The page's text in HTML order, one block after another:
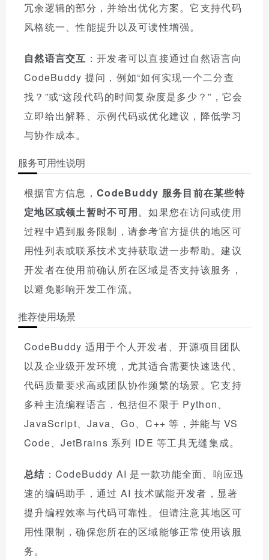
冗余逻辑的部分，并给出优化方案。它支持代码
风格统一、性能提升以及可读性增强。
自然语言交互 ：开发者可以直接通过自然语言向
CodeBuddy 提问，例如“如何实现一个二分查
找？”或“这段代码的时间复杂度是多少？”，它会
立即给出解释、示例代码或优化建议，降低学习
与协作成本。
服务可用性说明
根据官方信息， CodeBuddy 服务目前在某些特
定地区或领土暂时不可用。如果您在访问或使用
过程中遇到服务限制，请参考官方提供的地区可
用性列表或联系技术支持获取进一步帮助。建议
开发者在使用前确认所在区域是否支持该服务，
以避免影响开发工作流。
推荐使用场景
CodeBuddy 适用于个人开发者、开源项目团队
以及企业级开发环境，尤其适合需要快速迭代、
代码质量要求高或团队协作频繁的场景。它支持
多种主流编程语言，包括但不限于 Python、
JavaScript、Java、Go、C++ 等，并能与 VS
Code、JetBrains 系列 IDE 等工具无缝集成。
总结 ：CodeBuddy AI 是一款功能全面、响应迅
速的编码助手，通过 AI 技术赋能开发者，显著
提升编程效率与代码可靠性。但请注意其地区可
用性限制，确保您所在的区域能够正常使用该服
务。